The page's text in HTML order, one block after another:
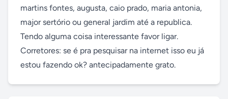
martins fontes, augusta, caio prado, maria antonia,
major sertório ou general jardim até a republica.
Tendo alguma coisa interessante favor ligar.
Corretores: se é pra pesquisar na internet isso eu já
estou fazendo ok? antecipadamente grato.